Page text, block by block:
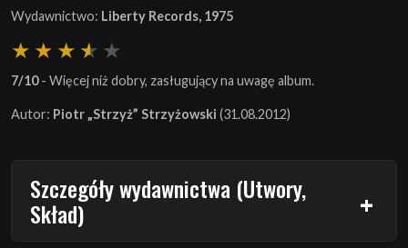
Wydawnictwo: Liberty Records, 1975
7/10- Więcej niż dobry, zasługujący na uwagę album.
Autor: Piotr „Strzyż” Strzyżowski (31.08.2012)
Szczegóły wydawnictwa (Utwory,
Skład)